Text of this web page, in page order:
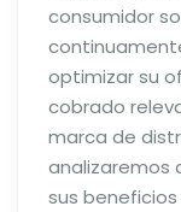
consumidor
optimizar su
cobrado
marca de
analizaremos
sus